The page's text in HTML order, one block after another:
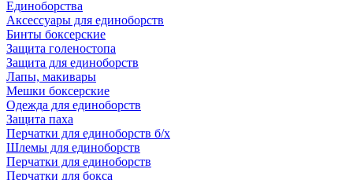
Единоборства
Аксессуары для единоборств
Бинты боксерские
Защита голеностопа
Защита для единоборств
Лапы, макивары
Мешки боксерские
Одежда для единоборств
Защита паха
Перчатки для единоборств б/х
Шлемы для единоборств
Перчатки для единоборств
Перчатки для бокса